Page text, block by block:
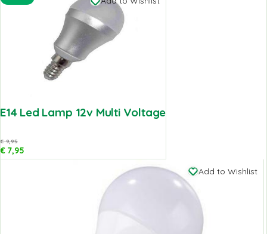
E14 Led Lamp 12v Multi Voltage
€9,95
€7,95
Add to Wishlist